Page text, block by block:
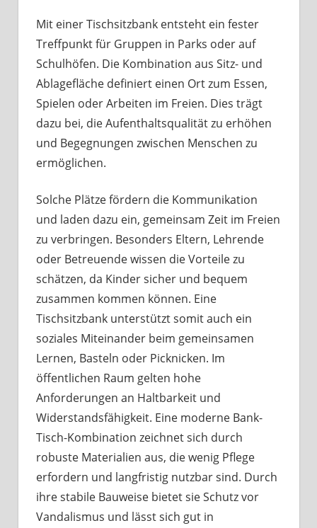
Mit einer Tischsitzbank entsteht ein fester
Treffpunkt für Gruppen in Parks oder auf
Schulhöfen. Die Kombination aus Sitz- und
Ablagefläche definiert einen Ort zum Essen,
Spielen oder Arbeiten im Freien. Dies trägt
dazu bei, die Aufenthaltsqualität zu erhöhen
und Begegnungen zwischen Menschen zu
ermöglichen.
Solche Plätze fördern die Kommunikation
und laden dazu ein, gemeinsam Zeit im Freien
zu verbringen. Besonders Eltern, Lehrende
oder Betreuende wissen die Vorteile zu
schätzen, da Kinder sicher und bequem
zusammen kommen können. Eine
Tischsitzbank unterstützt somit auch ein
soziales Miteinander beim gemeinsamen
Lernen, Basteln oder Picknicken. Im
öffentlichen Raum gelten hohe
Anforderungen an Haltbarkeit und
Widerstandsfähigkeit. Eine moderne Bank-
Tisch-Kombination zeichnet sich durch
robuste Materialien aus, die wenig Pflege
erfordern und langfristig nutzbar sind. Durch
ihre stabile Bauweise bietet sie Schutz vor
Vandalismus und lässt sich gut in